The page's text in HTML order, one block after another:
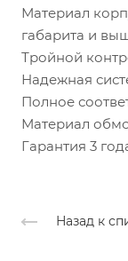
Материал
габарита и
Тройной
Надежная
Полное
Материал
Гарантия 3
Назад к